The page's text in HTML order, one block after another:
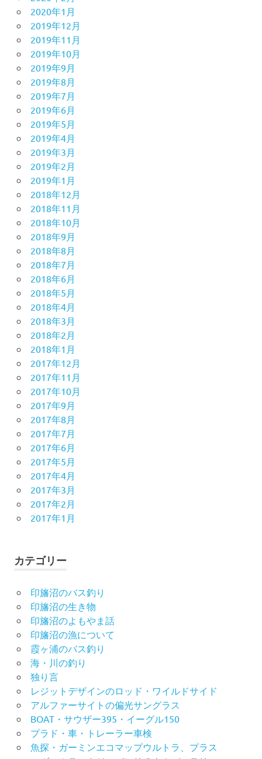
2020年1月
2019年12月
2019年11月
2019年10月
2019年9月
2019年8月
2019年7月
2019年6月
2019年5月
2019年4月
2019年3月
2019年2月
2019年1月
2018年12月
2018年11月
2018年10月
2018年9月
2018年8月
2018年7月
2018年6月
2018年5月
2018年4月
2018年3月
2018年2月
2018年1月
2017年12月
2017年11月
2017年10月
2017年9月
2017年8月
2017年7月
2017年6月
2017年5月
2017年4月
2017年3月
2017年2月
2017年1月
カテゴリー
印旛沼のバス釣り
印旛沼の生き物
印旛沼のよもやま話
印旛沼の漁について
霞ヶ浦のバス釣り
海・川の釣り
独り言
レジットデザインのロッド・ワイルドサイド
アルファーサイトの偏光サングラス
BOAT・サウザー395・イーグル150
プラド・車・トレーラー車検
魚探・ガーミンエコマップウルトラ、プラス